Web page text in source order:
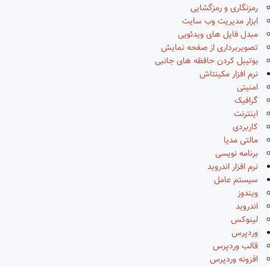
رمزنگاری و رمزگشایی
ابزار مدیریت وب سایت
مبدل فایل های ویدئویی
تصویربرداری از صفحه نمایش
بوتیبل کردن حافظه های جانبی
نرم افزار مکینتاش
امنیتی
گرافیک
اینترنت
کاربردی
مالتی مدیا
برنامه نویسی
نرم افزار اندروید
سیستم عامل
ویندوز
اندروید
لینوکس
وردپرس
قالب وردپرس
افزونه وردپرس